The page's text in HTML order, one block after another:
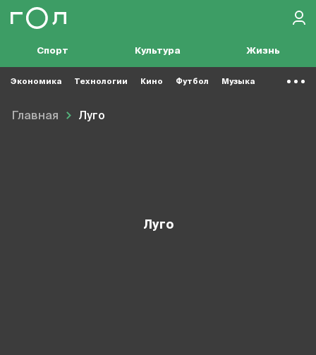
Спорт Культура Жизнь
Экономика Технологии Кино Футбол Музыка
Главная Луго
Луго